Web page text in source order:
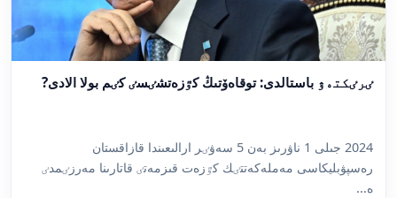
ٸرٸكتەۋ باستالدى: توقاەۆتىڭ كٷزەتشٸسٸ كٸم بولا الادى?
2024 جىلى 1 ناۋرىز بەن 5 سەۋٸر ارالىعىندا قازاقستان
رەسپۋبليكاسى مەملەكەتتٸك كٷزەت قىزمەتٸ قاتارىنا مەرزٸمدٸ
ە...